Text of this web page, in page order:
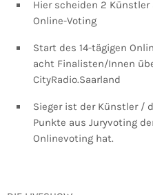
Hier scheiden 2
Online-Voting
Start des 14-tägigen
acht Finalisten/Innen
CityRadio.Saarland
Sieger ist der Künstler /
Punkte aus Juryvoting
Onlinevoting hat.